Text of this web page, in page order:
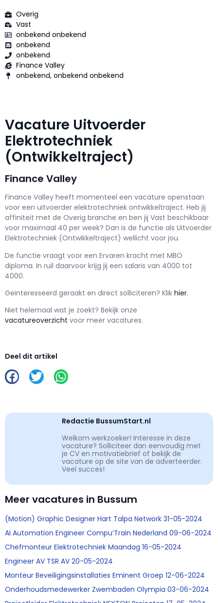
Overig
Vast
onbekend onbekend
onbekend
onbekend
Finance Valley
onbekend, onbekend onbekend
Vacature Uitvoerder
Elektrotechniek
(Ontwikkeltraject)
Finance Valley
Finance Valley heeft momenteel een vacature openstaan
voor een uitvoerder elektrotechniek ontwikkeltraject. Heb jij
affiniteit met de Overig branche en ben jij Vast beschikbaar
voor maximaal 40 per week? Dan is de functie als Uitvoerder
Elektrotechniek (Ontwikkeltraject) wellicht voor jou.
De functie vraagt voor een Ervaren kracht met MBO
diploma. In ruil daarvoor krijg jij een salaris van 4000 tot
4000.
Geïnteresseerd geraakt en direct solliciteren? Klik hier.
Niet helemaal wat je zoekt? Bekijk onze
vacatureoverzicht voor meer vacatures.
Deel dit artikel
Redactie BussumStart.nl
Welkom werkzoeker! Interesse in deze
vacature? Solliciteer dan eenvoudig met
je CV en motivatiebrief of bekijk de
vacature op de site van de adverteerder.
Veel succes!
Meer vacatures in Bussum
(Motion) Graphic Designer Hart Talpa Network 31-05-2024
AI Automation Engineer Compu’Train Nederland 09-06-2024
Chefmonteur Elektrotechniek Maandag 16-05-2024
Engineer AV TSR AV 20-05-2024
Monteur Beveiligingsinstallaties Eminent Groep 12-06-2024
Onderhoudsmedewerker Zwembaden Olympia 03-06-2024